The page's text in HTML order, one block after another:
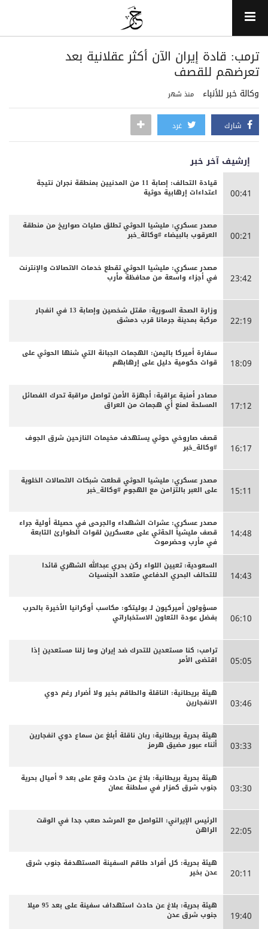
ترمب: قادة إيران الآن أكثر عقلانية بعد
تعرضهم للقصف
وكالة خبر للأنباء منذ شهر
شارك غرد
إرشيف آخر خبر
00:41
قيادة التحالف: إصابة 11 من المدنيين بمنطقة نجران نتيجة
اعتداءات إرهابية حوثية
00:21
مصدر عسكري: مليشيا الحوثي تطلق صليات صواريخ من منطقة
العرقوب بالبيضاء #وكالة_خبر
23:42
مصدر عسكري: مليشيا الحوثي تقطع خدمات الاتصالات والإنترنت
في أجزاء واسعة من محافظة مأرب
22:19
وزارة الصحة السورية: مقتل شخصين وإصابة 13 في انفجار
مركبة بمدينة جرمانا قرب دمشق
18:09
سفارة أميركا باليمن: الهجمات الجبانة التي شنها الحوثي على
قوات حكومية دليل على إرهابهم
17:12
مصادر أمنية عراقية: أجهزة الأمن تواصل مراقبة تحرك الفصائل
المسلحة لمنع أي هجمات من العراق
16:17
قصف صاروخي حوثي يستهدف مخيمات النازحين شرق الجوف
#وكالة_خبر
15:11
مصدر عسكري: مليشيا الحوثي قطعت شبكات الاتصالات الخلوية
على العبر بالتزامن مع الهجوم #وكالة_خبر
14:48
مصدر عسكري: عشرات الشهداء والجرحى ‏في حصيلة أولية جراء
قصف مليشيا الحةثي على معسكرين لقوات الطوارئ التابعة
في مأرب وحضرموت
14:43
السعودية: تعيين اللواء ركن بحري عبدالله الشهري قائدا
للتحالف البحري الدفاعي متعدد الجنسيات
06:10
مسؤولون أميركيون لـ بوليتكو: مكاسب أوكرانيا الأخيرة بالحرب
بفضل عودة التعاون الاستخباراتي
05:05
ترامب: كنا مستعدين للتحرك ضد إيران وما زلنا مستعدين إذا
اقتضى الأمر
03:46
هيئة بريطانية: الناقلة والطاقم بخير ولا أضرار رغم دوي
الانفجارين
03:33
هيئة بحرية بريطانية: ربان ناقلة أبلغ عن سماع دوي انفجارين
أثناء عبور مضيق هرمز
03:30
هيئة بحرية بريطانية: بلاغ عن حادث وقع على بعد 9 أميال بحرية
جنوب شرق كمزار في سلطنة عمان
22:05
الرئيس الإيراني: التواصل مع المرشد صعب جدا في الوقت
الراهن
20:11
هيئة بحرية: كل أفراد طاقم السفينة المستهدفة جنوب شرق
عدن بخير
19:40
هيئة بحرية: بلاغ عن حادث استهداف سفينة على بعد 95 ميلا
جنوب شرق عدن